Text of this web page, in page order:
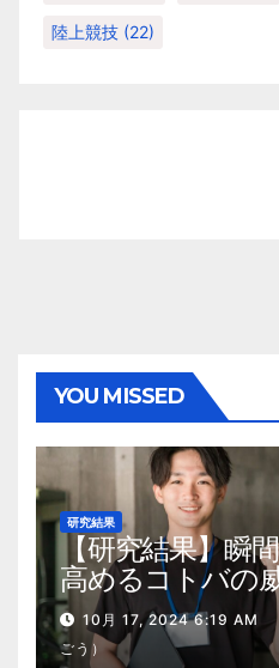
陸上競技 (22)
YOU MISSED
研究結果
【研究結果】瞬
高めるコトバの
10月 17, 2024 6:19 AM
ごう）